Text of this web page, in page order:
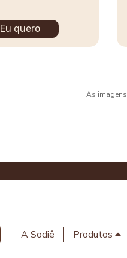
Eu quero
As
A Sodiê Produtos